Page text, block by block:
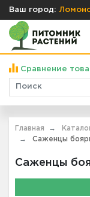
Ваш город:
Сравнение
Главная
Саженцы
Саженцы